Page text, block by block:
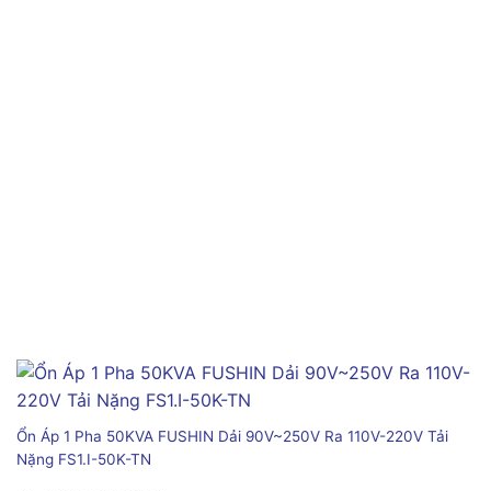
Ổn Áp 1 Pha 50KVA FUSHIN Dải 90V~250V Ra 110V-220V Tải
Nặng FS1.I-50K-TN